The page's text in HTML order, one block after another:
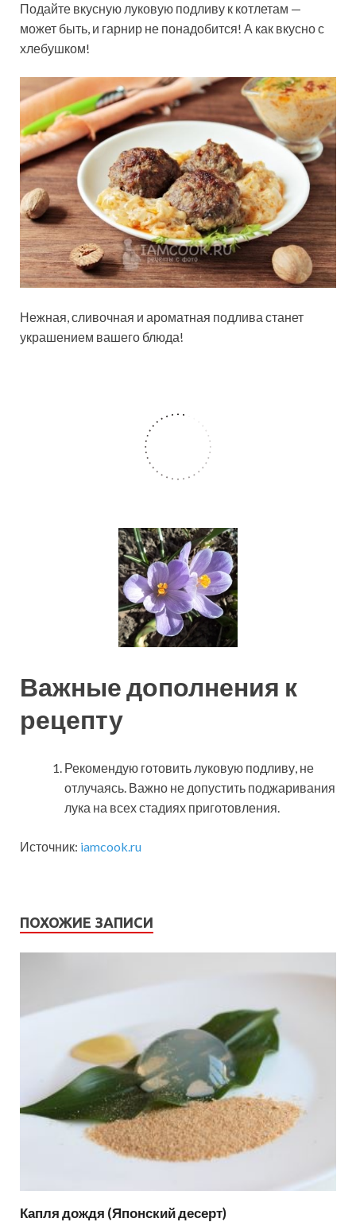
Подайте вкусную луковую подливу к котлетам —
может быть, и гарнир не понадобится! А как вкусно с
хлебушком!
Нежная, сливочная и ароматная подлива станет
украшением вашего блюда!
Важные дополнения к
рецепту
Рекомендую готовить луковую подливу, не
отлучаясь. Важно не допустить поджаривания
лука на всех стадиях приготовления.
Источник: iamcook.ru
ПОХОЖИЕ ЗАПИСИ
Капля дождя (Японский десерт)